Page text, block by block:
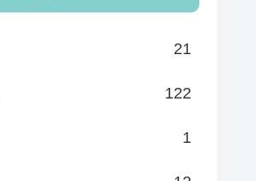
21
122
1